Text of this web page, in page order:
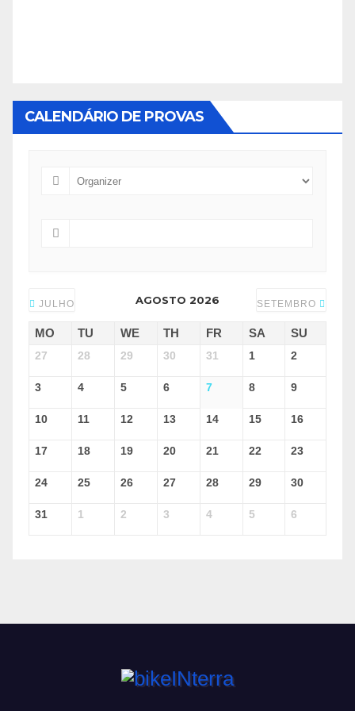
CALENDÁRIO DE PROVAS
JULHO AGOSTO 2026 SETEMBRO
MO TU WE TH FR SA SU
27 28 29 30 31 1 2
3 4 5 6 7 8 9
10 11 12 13 14 15 16
17 18 19 20 21 22 23
24 25 26 27 28 29 30
31 1 2 3 4 5 6